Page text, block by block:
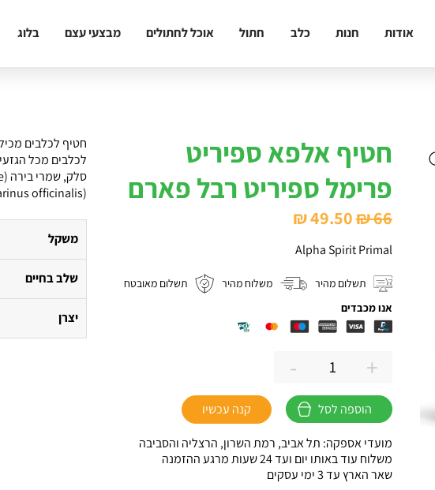
אודות חנות כלב חתול אוכל לחתולים מבצעי עצם בלוג
חטיף אלפא ספיריט
פרימל ספיריט רבל פארם
₪66
המחיר
המקורי
היה:
₪ 66.
₪49.50
₪ 49.50.
Alpha Spirit Primal
תשלום מהיר משלוח מהיר
תשלום מאובטח
אנו מכבדים
+כמות
של
חטיף
אלפא
ספיריט
פרימל
-
הוספה לסל קנה עכשיו
מועדי אספקה: תל אביב, רמת השרון, הרצליה והסביבה
משלוח עוד באותו יום ועד 24 שעות מרגע ההזמנה
שאר הארץ עד 3 ימי עסקים
(Rosmarinus officinalis), כורכום (Curcuma longa).
משקל
שלב בחיים
יצרן